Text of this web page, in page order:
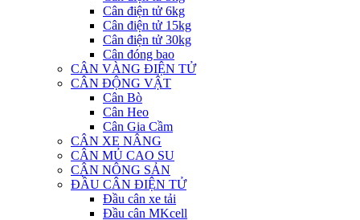
Cân điện tử 6kg
Cân điện tử 15kg
Cân điện tử 30kg
Cân đóng bao
CÂN VÀNG ĐIỆN TỬ
CÂN ĐỘNG VẬT
Cân Bò
Cân Heo
Cân Gia Cầm
CÂN XE NÂNG
CÂN MỦ CAO SU
CÂN NÔNG SẢN
ĐẦU CÂN ĐIỆN TỬ
Đầu cân xe tải
Đầu cân MKcell